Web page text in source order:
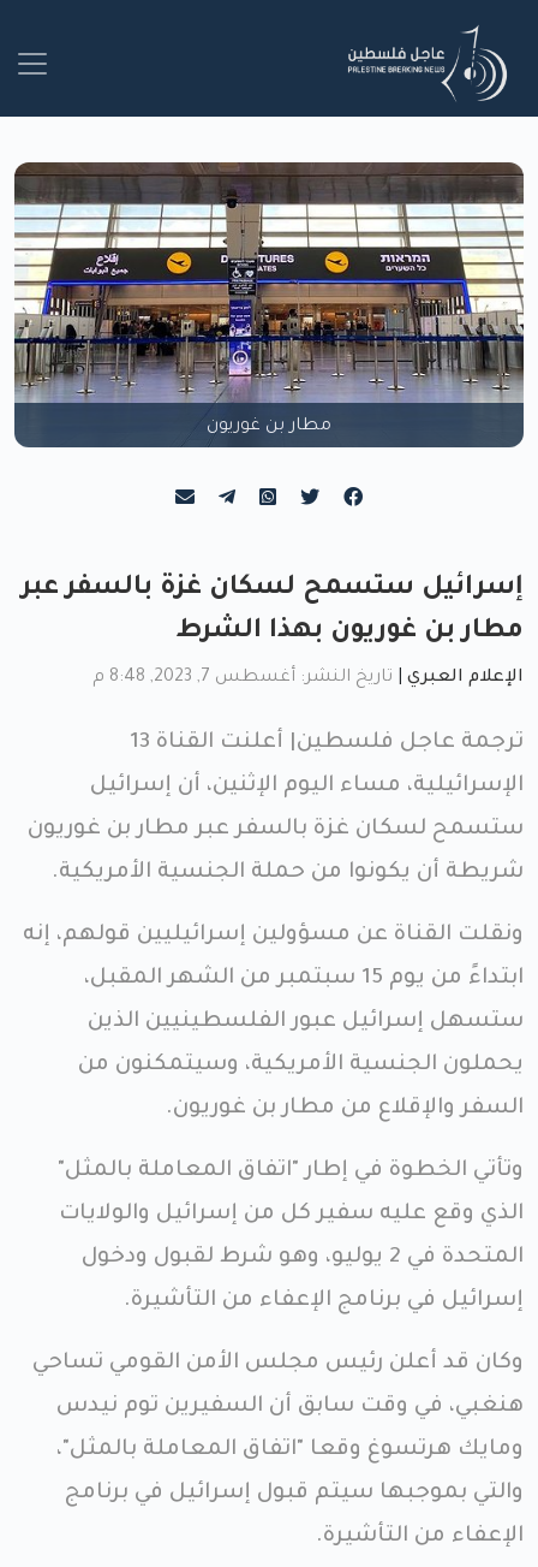
مطار بن غوريون
إسرائيل ستسمح لسكان غزة بالسفر عبر
مطار بن غوريون بهذا الشرط
الإعلام العبري تاريخ النشر: أغسطس 7, 2023, 8:48 م
ترجمة عاجل فلسطين| أعلنت القناة 13
الإسرائيلية، مساء اليوم الإثنين، أن إسرائيل
ستسمح لسكان غزة بالسفر عبر مطار بن غوريون
شريطة أن يكونوا من حملة الجنسية الأمريكية.
ونقلت القناة عن مسؤولين إسرائيليين قولهم، إنه
ابتداءً من يوم 15 سبتمبر من الشهر المقبل،
ستسهل إسرائيل عبور الفلسطينيين الذين
يحملون الجنسية الأمريكية، وسيتمكنون من
السفر والإقلاع من مطار بن غوريون.
وتأتي الخطوة في إطار "اتفاق المعاملة بالمثل"
الذي وقع عليه سفير كل من إسرائيل والولايات
المتحدة في 2 يوليو، وهو شرط لقبول ودخول
إسرائيل في برنامج الإعفاء من التأشيرة.
وكان قد أعلن رئيس مجلس الأمن القومي تساحي
هنغبي، في وقت سابق أن السفيرين توم نيدس
ومايك هرتسوغ وقعا "اتفاق المعاملة بالمثل"،
والتي بموجبها سيتم قبول إسرائيل في برنامج
الإعفاء من التأشيرة.